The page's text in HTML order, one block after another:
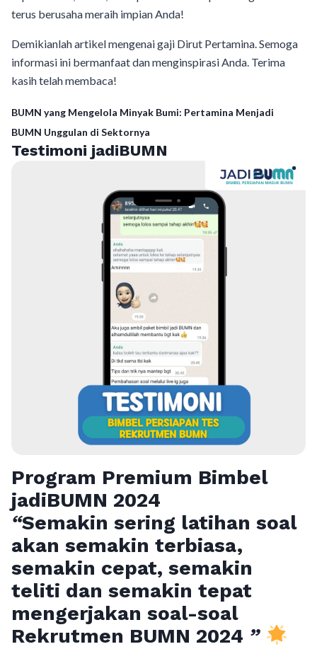
terus berusaha meraih impian Anda!
Demikianlah artikel mengenai gaji Dirut Pertamina. Semoga
informasi ini bermanfaat dan menginspirasi Anda. Terima
kasih telah membaca!
BUMN yang Mengelola Minyak Bumi: Pertamina Menjadi
BUMN Unggulan di Sektornya
Testimoni jadiBUMN
Program Premium Bimbel
jadiBUMN 2024
“Semakin sering latihan soal
akan semakin terbiasa,
semakin cepat, semakin
teliti dan semakin tepat
mengerjakan soal-soal
Rekrutmen BUMN 2024 ”